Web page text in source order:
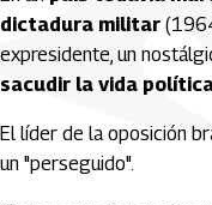
dictadura militar
expresidente, un
sacudir la vida
El líder de la oposición
un "perseguido".